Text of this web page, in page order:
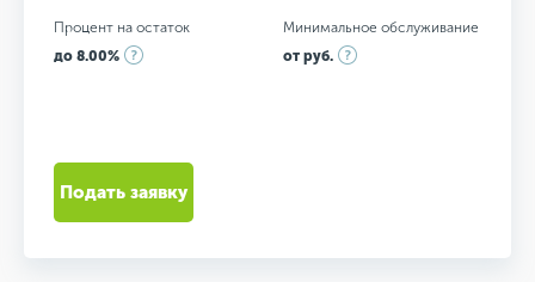
Процент на остаток
до 8.00%
Минимальное обслуживание
от руб.
Подать заявку